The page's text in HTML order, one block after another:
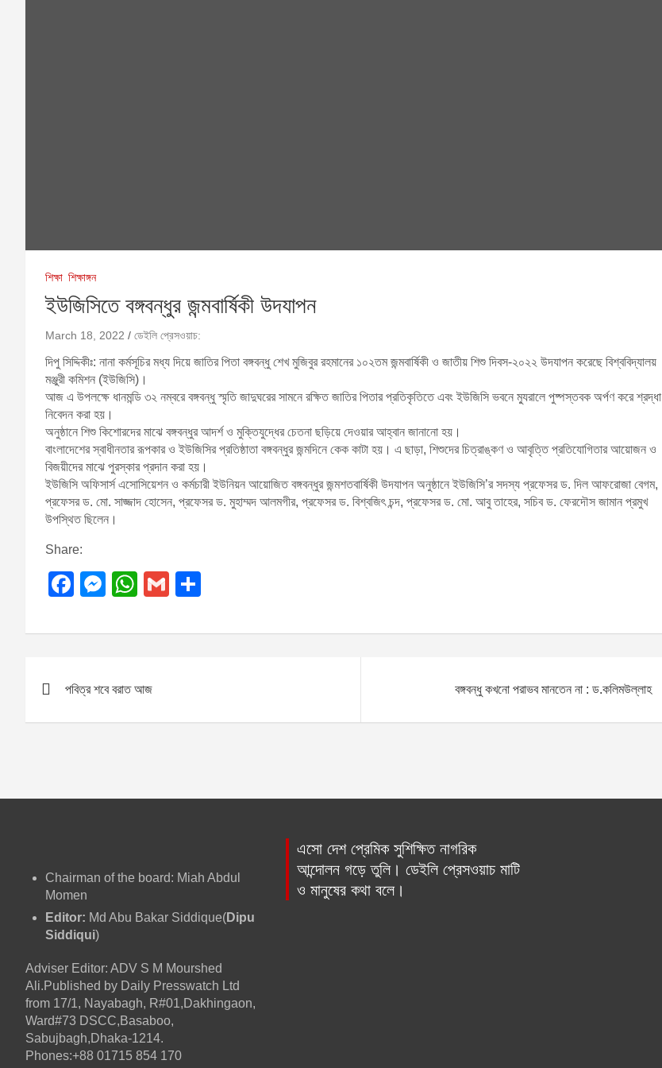
শিক্ষা শিক্ষাঙ্গন
ইউজিসিতে বঙ্গবন্ধুর জন্মবার্ষিকী উদযাপন
March 18, 2022 ডেইলি প্রেসওয়াচ:
দিপু সিদ্দিকীঃ: নানা কর্মসূচির মধ্য দিয়ে জাতির পিতা বঙ্গবন্ধু শেখ মুজিবুর রহমানের ১০২তম জন্মবার্ষিকী ও জাতীয় শিশু দিবস-২০২২ উদযাপন করেছে বিশ্ববিদ্যালয়
মঞ্জুরী কমিশন (ইউজিসি)।
আজ এ উপলক্ষে ধানমন্ডি ৩২ নম্বরে বঙ্গবন্ধু স্মৃতি জাদুঘরের সামনে রক্ষিত জাতির পিতার প্রতিকৃতিতে এবং ইউজিসি ভবনে ম্যুরালে পুষ্পস্তবক অর্পণ করে শ্রদ্ধা
নিবেদন করা হয়।
অনুষ্ঠানে শিশু কিশোরদের মাঝে বঙ্গবন্ধুর আদর্শ ও মুক্তিযুদ্ধের চেতনা ছড়িয়ে দেওয়ার আহ্বান জানানো হয়।
বাংলাদেশের স্বাধীনতার রূপকার ও ইউজিসির প্রতিষ্ঠাতা বঙ্গবন্ধুর জন্মদিনে কেক কাটা হয়। এ ছাড়া, শিশুদের চিত্রাঙ্কণ ও আবৃত্তি প্রতিযোগিতার আয়োজন ও
বিজয়ীদের মাঝে পুরস্কার প্রদান করা হয়।
ইউজিসি অফিসার্স এসোসিয়েশন ও কর্মচারী ইউনিয়ন আয়োজিত বঙ্গবন্ধুর জন্মশতবার্ষিকী উদযাপন অনুষ্ঠানে ইউজিসি’র সদস্য প্রফেসর ড. দিল আফরোজা বেগম,
প্রফেসর ড. মো. সাজ্জাদ হোসেন, প্রফেসর ড. মুহাম্মদ আলমগীর, প্রফেসর ড. বিশ্বজিৎ চন্দ, প্রফেসর ড. মো. আবু তাহের, সচিব ড. ফেরদৌস জামান প্রমুখ
উপস্থিত ছিলেন।
Share:
F
c
b
M
ss
n
W
at
A
G
ail ar
n
a
t
i
পবিত্র শবে বরাত আজ বঙ্গবন্ধু কখনো পরাভব মানতেন না : ড.কলিমউল্লাহ
Chairman of the board: Miah Abdul
Momen
Editor: Md Abu Bakar Siddique(Dipu
Siddiqui)
Adviser Editor: ADV S M Mourshed
Ali.Published by Daily Presswatch Ltd
from 17/1, Nayabagh, R#01,Dakhingaon,
Ward#73 DSCC,Basaboo,
Sabujbagh,Dhaka-1214.
Phones:+88 01715 854 170
এসো দেশ প্রেমিক সুশিক্ষিত নাগরিক
আন্দোলন গড়ে তুলি। ডেইলি প্রেসওয়াচ মাটি
ও মানুষের কথা বলে।